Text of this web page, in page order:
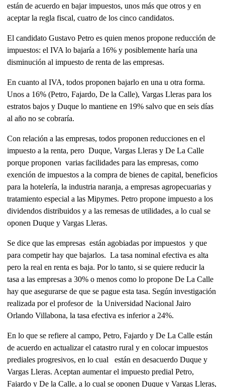
están de acuerdo en bajar impuestos, unos más que otros y en
aceptar la regla fiscal, cuatro de los cinco candidatos.
El candidato Gustavo Petro es quien menos propone reducción de
impuestos: el IVA lo bajaría a 16% y posiblemente haría una
disminución al impuesto de renta de las empresas.
En cuanto al IVA, todos proponen bajarlo en una u otra forma.
Unos a 16% (Petro, Fajardo, De la Calle), Vargas Lleras para los
estratos bajos y Duque lo mantiene en 19% salvo que en seis días
al año no se cobraría.
Con relación a las empresas, todos proponen reducciones en el
impuesto a la renta, pero Duque, Vargas Lleras y De La Calle
porque proponen varias facilidades para las empresas, como
exención de impuestos a la compra de bienes de capital, beneficios
para la hotelería, la industria naranja, a empresas agropecuarias y
tratamiento especial a las Mipymes. Petro propone impuesto a los
dividendos distribuidos y a las remesas de utilidades, a lo cual se
oponen Duque y Vargas Lleras.
Se dice que las empresas están agobiadas por impuestos y que
para competir hay que bajarlos. La tasa nominal efectiva es alta
pero la real en renta es baja. Por lo tanto, si se quiere reducir la
tasa a las empresas a 30% o menos como lo propone De La Calle
hay que asegurarse de que se pague esta tasa. Según investigación
realizada por el profesor de la Universidad Nacional Jairo
Orlando Villabona, la tasa efectiva es inferior a 24%.
En lo que se refiere al campo, Petro, Fajardo y De La Calle están
de acuerdo en actualizar el catastro rural y en colocar impuestos
prediales progresivos, en lo cual están en desacuerdo Duque y
Vargas Lleras. Aceptan aumentar el impuesto predial Petro,
Fajardo y De la Calle, a lo cual se oponen Duque y Vargas Lleras,